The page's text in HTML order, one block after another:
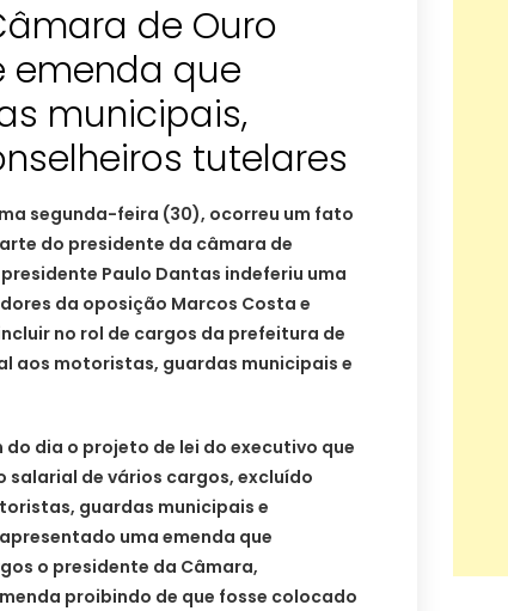
de Ouro
emenda que
municipais,
tutelares
segunda-feira (30), ocorreu um fato
do presidente da câmara de
Paulo Dantas indeferiu uma
da oposição Marcos Costa e
no rol de cargos da prefeitura de
aos motoristas, guardas municipais e
do dia o projeto de lei do executivo que
de vários cargos, excluído
guardas municipais e
uma emenda que
o presidente da Câmara,
proibindo de que fosse colocado